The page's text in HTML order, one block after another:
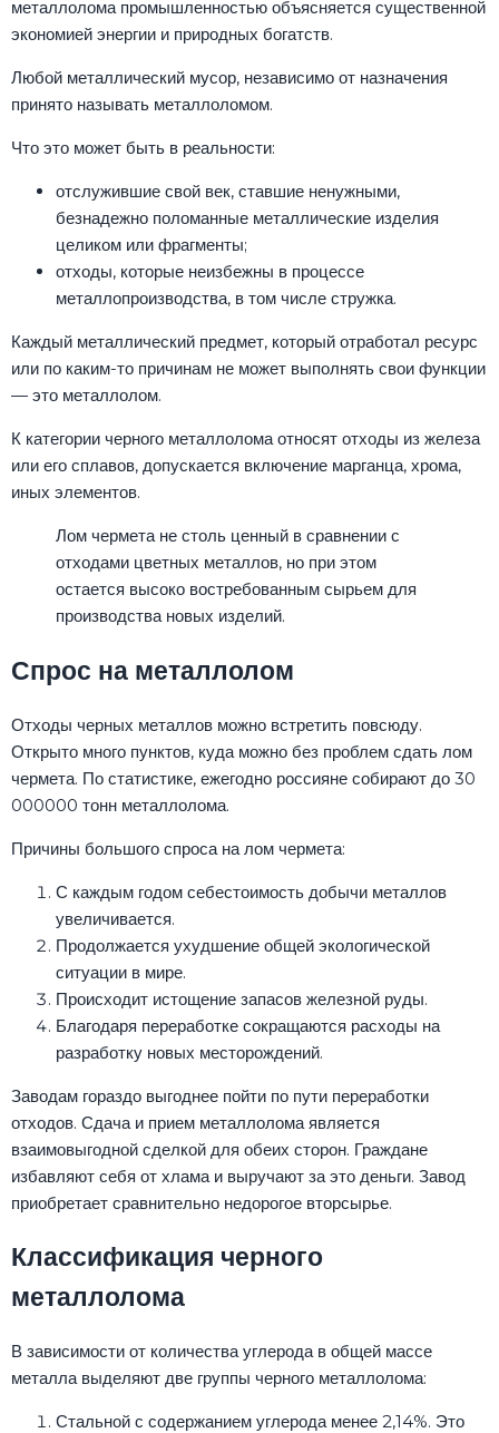
металлолома промышленностью объясняется существенной
экономией энергии и природных богатств.
Любой металлический мусор, независимо от назначения
принято называть металлоломом.
Что это может быть в реальности:
отслужившие свой век, ставшие ненужными,
безнадежно поломанные металлические изделия
целиком или фрагменты;
отходы, которые неизбежны в процессе
металлопроизводства, в том числе стружка.
Каждый металлический предмет, который отработал ресурс
или по каким-то причинам не может выполнять свои функции
— это металлолом.
К категории черного металлолома относят отходы из железа
или его сплавов, допускается включение марганца, хрома,
иных элементов.
Лом чермета не столь ценный в сравнении с
отходами цветных металлов, но при этом
остается высоко востребованным сырьем для
производства новых изделий.
Спрос на металлолом
Отходы черных металлов можно встретить повсюду.
Открыто много пунктов, куда можно без проблем сдать лом
чермета. По статистике, ежегодно россияне собирают до 30
000000 тонн металлолома.
Причины большого спроса на лом чермета:
С каждым годом себестоимость добычи металлов
увеличивается.
Продолжается ухудшение общей экологической
ситуации в мире.
Происходит истощение запасов железной руды.
Благодаря переработке сокращаются расходы на
разработку новых месторождений.
Заводам гораздо выгоднее пойти по пути переработки
отходов. Сдача и прием металлолома является
взаимовыгодной сделкой для обеих сторон. Граждане
избавляют себя от хлама и выручают за это деньги. Завод
приобретает сравнительно недорогое вторсырье.
Классификация черного
металлолома
В зависимости от количества углерода в общей массе
металла выделяют две группы черного металлолома:
Стальной с содержанием углерода менее 2,14%. Это